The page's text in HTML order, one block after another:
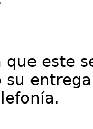
que este
su